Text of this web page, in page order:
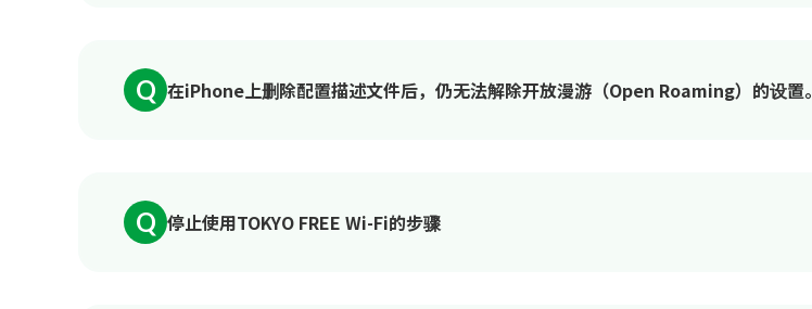
Q 在iPhone上删除配置描述文件后，仍无法解除开放漫游（Open Roaming）的设置。
Q 停止使用TOKYO FREE Wi-Fi的步骤